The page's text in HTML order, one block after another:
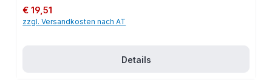
Regulärer Preis:
€ 19,51
zzgl. Versandkosten nach AT
Details